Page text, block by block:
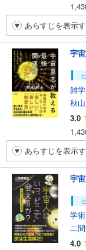
あらすじを表示
宇
雑
秋
3.0
あらすじを表示
宇
学
二
4.0